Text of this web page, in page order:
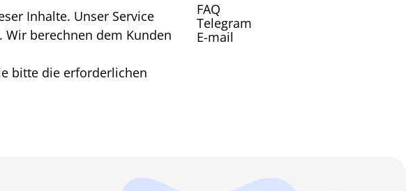
Inhalte. Unser Service
berechnen dem Kunden
bitte die erforderlichen
FAQ
Telegram
E-mail